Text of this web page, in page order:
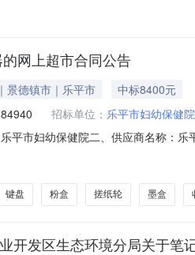
网上超市合同公告
景德镇市｜乐平市
中标8400元
招标单位： 乐平市妇幼保健院
平市妇幼保健院二、供应商名称：
诺/CHINOEG026台4.001004003松
键盘 粉盒 搓纸轮 墨盒
开发区生态环境分局关于笔